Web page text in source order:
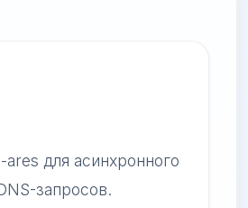
для асинхронного
запросов.